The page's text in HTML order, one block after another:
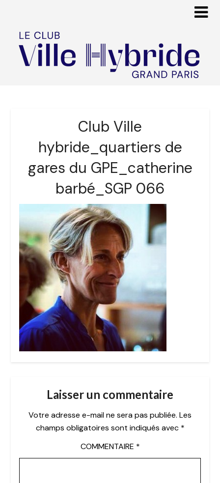
Club Ville
hybride_quartiers de
gares du GPE_catherine
barbé_SGP 066
Laisser un commentaire
Votre adresse e-mail ne sera pas publiée. Les
champs obligatoires sont indiqués avec *
COMMENTAIRE *